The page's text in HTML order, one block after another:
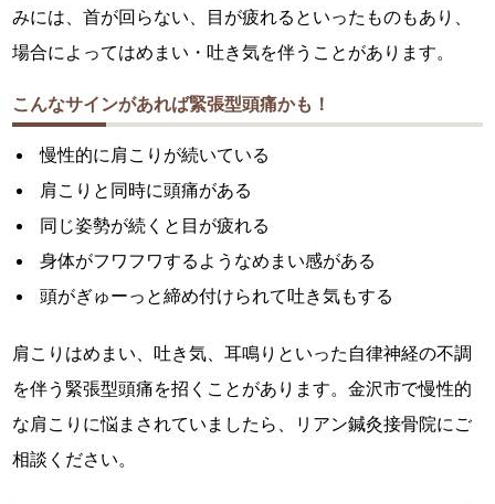
みには、首が回らない、目が疲れるといったものもあり、
場合によってはめまい・吐き気を伴うことがあります。
こんなサインがあれば緊張型頭痛かも！
慢性的に肩こりが続いている
肩こりと同時に頭痛がある
同じ姿勢が続くと目が疲れる
身体がフワフワするようなめまい感がある
頭がぎゅーっと締め付けられて吐き気もする
肩こりはめまい、吐き気、耳鳴りといった自律神経の不調
を伴う緊張型頭痛を招くことがあります。金沢市で慢性的
な肩こりに悩まされていましたら、リアン鍼灸接骨院にご
相談ください。